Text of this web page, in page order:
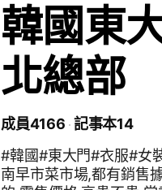
韓國東
北總部
成員4166 記事本14
#韓國#東大門#衣服#女
南早市菜市場,都有銷售